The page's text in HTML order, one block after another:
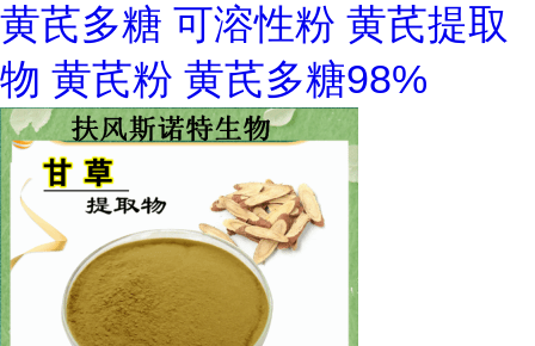
黄芪多糖 可溶性粉 黄芪提取
物 黄芪粉 黄芪多糖98%